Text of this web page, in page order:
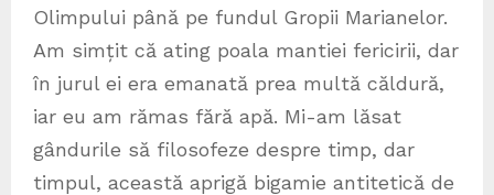
Olimpului până pe fundul Gropii Marianelor.
Am simțit că ating poala mantiei fericirii, dar
în jurul ei era emanată prea multă căldură,
iar eu am rămas fără apă. Mi-am lăsat
gândurile să filosofeze despre timp, dar
timpul, această aprigă bigamie antitetică de